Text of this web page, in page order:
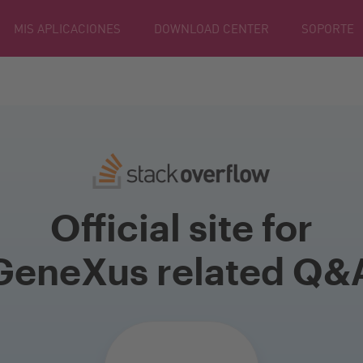
MIS APLICACIONES DOWNLOAD CENTER SOPORTE
Official site for
related